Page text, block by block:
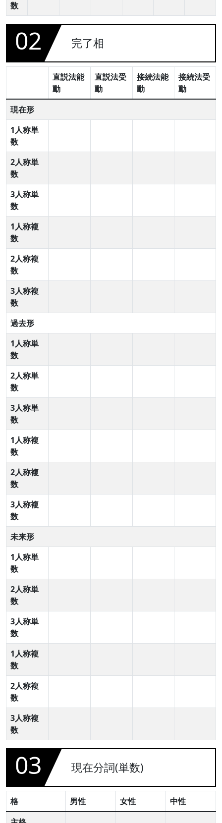
数
02 完了相
直説法能
動
直説法受
動
接続法能
動
接続法受
動
現在形
1人称単
数
2人称単
数
3人称単
数
1人称複
数
2人称複
数
3人称複
数
過去形
1人称単
数
2人称単
数
3人称単
数
1人称複
数
2人称複
数
3人称複
数
未来形
1人称単
数
2人称単
数
3人称単
数
1人称複
数
2人称複
数
3人称複
数
03 現在分詞(単数)
格 男性 女性
中性